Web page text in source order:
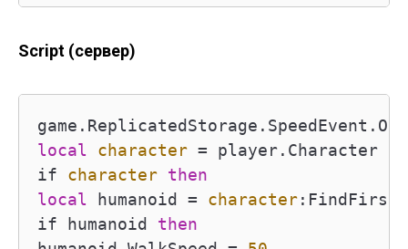
Script (сервер)
local
character = player.Character
if character then
local humanoid = character
if humanoid then